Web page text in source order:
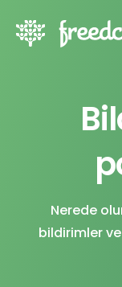
Nerede
bildirimler